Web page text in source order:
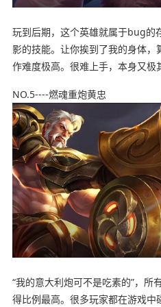
玩到后期，这个英雄就属于bug的
影的技能。让你挨到了我的身体
作难度极高。很难上手，本身又极
NO.5----燃魂重炮黄忠
“我的意大利炮可不是吃素的”，所
得比例最高。很多玩家都在游戏